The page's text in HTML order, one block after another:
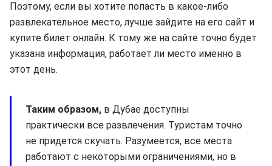
Поэтому, если вы хотите попасть в какое-либо
развлекательное место, лучше зайдите на его сайт и
купите билет онлайн. К тому же на сайте точно будет
указана информация, работает ли место именно в
этот день.
Таким образом, в Дубае доступны
практически все развлечения. Туристам точно
не придется скучать. Разумеется, все места
работают с некоторыми ограничениями, но в